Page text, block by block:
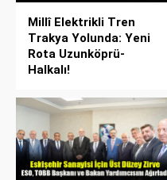
Millî Elektrikli Tren
Trakya Yolunda: Yeni
Rota Uzunköprü-
Halkalı!